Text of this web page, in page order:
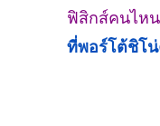
ฟิสิกส์คนไหน
ที่พอร์โต้ชิโน่